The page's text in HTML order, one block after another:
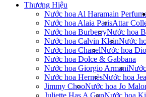
Thương Hiệu
Nước hoa Al Haramain
Nước hoa Alaia ParisAttar
Nước hoa BurberryNước hoa
Nước hoa Calvin KleinNước
Nước hoa ChanelNước hoa
Nước hoa Dolce & Gabbana
Nước hoa Giorgio Armani
Nước hoa HermèsNước hoa
Jimmy ChooNước hoa Jo
Juliette Has A GunNước hoa